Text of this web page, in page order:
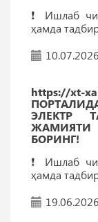
❗️ Ишлаб
ҳамда
10.07.2026
https://
ЭЛЕКТР
БОРИНГ!
❗️ Ишлаб
ҳамда
19.06.2026